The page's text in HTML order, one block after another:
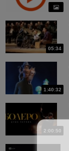
05:34
1:40:32
2:00:50